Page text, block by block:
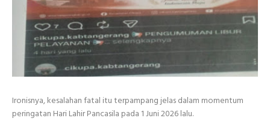
Ironisnya, kesalahan fatal itu terpampang jelas dalam momentum
peringatan Hari Lahir Pancasila pada 1 Juni 2026 lalu.